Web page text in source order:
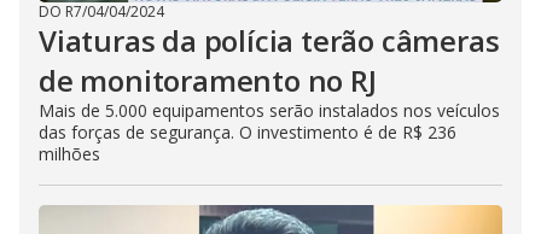
DO R7/04/04/2024
Viaturas da polícia terão câmeras
de monitoramento no RJ
Mais de 5.000 equipamentos serão instalados nos veículos
das forças de segurança. O investimento é de R$ 236
milhões